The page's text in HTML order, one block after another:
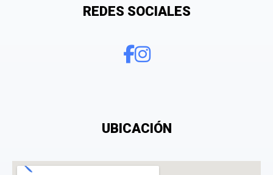
Consiento el tratamiento de mis datos personales
con el fin de añadir una opinión sobre un
REDES SOCIALES
UBICACIÓN